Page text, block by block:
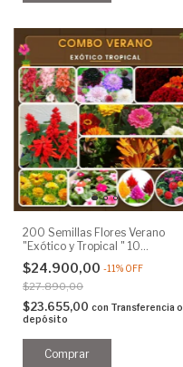
200 Semillas Flores Verano
"Exótico y Tropical " 10
Variedades
$24.900,00 -11% OFF
$27.890,00
$23.655,00 con Transferencia o
depósito